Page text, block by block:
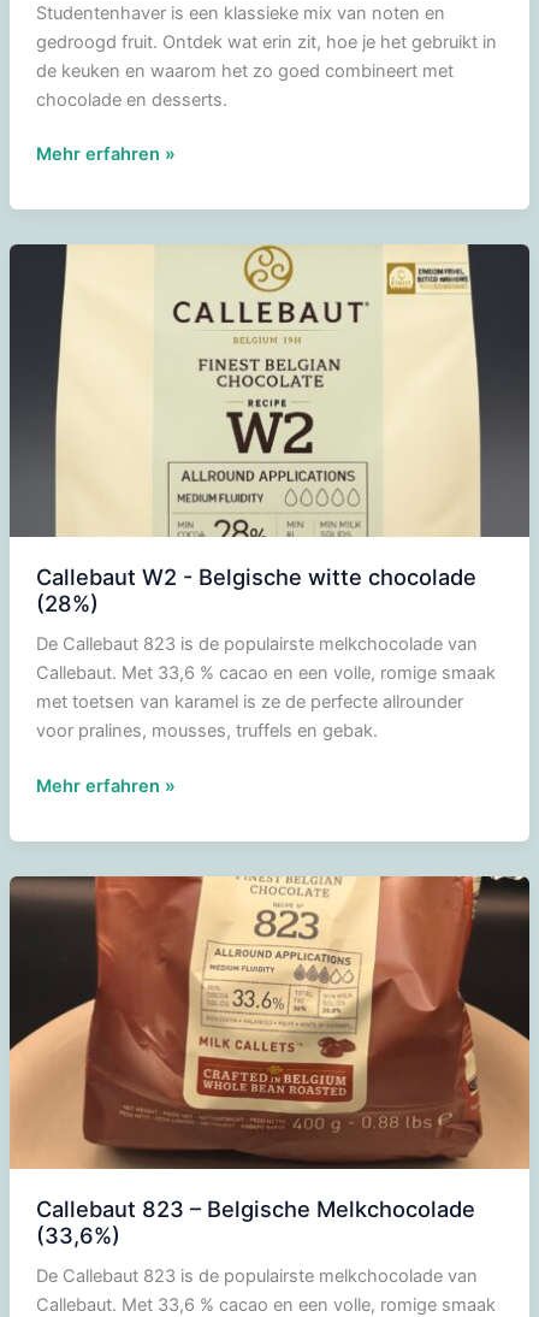
Studentenhaver is een klassieke mix van noten en
gedroogd fruit. Ontdek wat erin zit, hoe je het gebruikt in
de keuken en waarom het zo goed combineert met
chocolade en desserts.
Studentenhaver
Mehr erfahren »
Callebaut W2 - Belgische witte chocolade
(28%)
De Callebaut 823 is de populairste melkchocolade van
Callebaut. Met 33,6 % cacao en een volle, romige smaak
met toetsen van karamel is ze de perfecte allrounder
voor pralines, mousses, truffels en gebak.
Callebaut
-
Belgische
witte
chocolade
Mehr erfahren »
Callebaut 823 – Belgische Melkchocolade
(33,6%)
De Callebaut 823 is de populairste melkchocolade van
Callebaut. Met 33,6 % cacao en een volle, romige smaak